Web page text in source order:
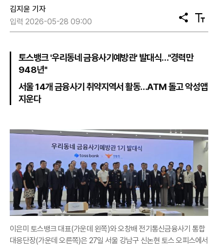
김지윤 기자
입력 2026-05-28 09:00
공
유
텍
스
토스뱅크 '우리동네 금융사기예방관' 발대식…"경력만
948년"
서울 14개 금융사기 취약지역서 활동…ATM 돌고 악성앱
지운다
이은미 토스뱅크 대표(가운데 왼쪽)와 오창배 전기통신금융사기 통합
대응단장(가운데 오른쪽)은 27일 서울 강남구 신논현 토스 오피스에서